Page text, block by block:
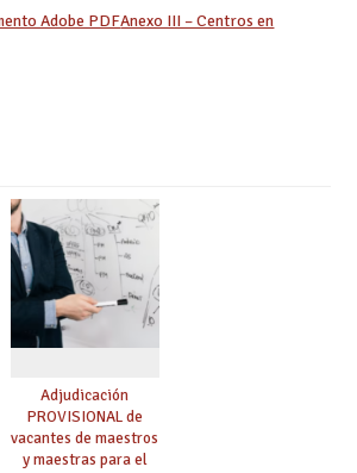
Anexo III – Centros en
Adjudicación
PROVISIONAL de
vacantes de maestros
y maestras para el